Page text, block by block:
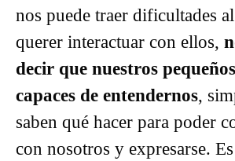
nos puede traer dificultades
querer interactuar con ellos,
decir que nuestros
capaces de entendernos,
saben qué hacer para poder
con nosotros y expresarse.